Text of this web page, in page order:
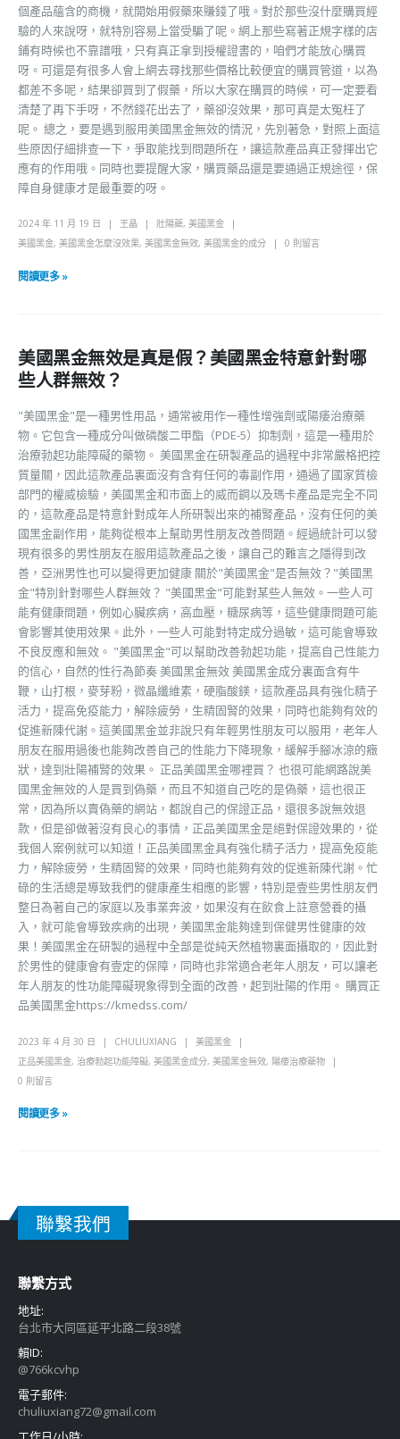
個產品蘊含的商機，就開始用假藥來賺錢了哦。對於那些沒什麼購買經
驗的人來說呀，就特別容易上當受騙了呢。網上那些寫著正規字樣的店
鋪有時候也不靠譜哦，只有真正拿到授權證書的，咱們才能放心購買
呀。可還是有很多人會上網去尋找那些價格比較便宜的購買管道，以為
都差不多呢，結果卻買到了假藥，所以大家在購買的時候，可一定要看
清楚了再下手呀，不然錢花出去了，藥卻沒效果，那可真是太冤枉了
呢。 總之，要是遇到服用美國黑金無效的情況，先別著急，對照上面這
些原因仔細排查一下，爭取能找到問題所在，讓這款產品真正發揮出它
應有的作用哦。同時也要提醒大家，購買藥品還是要通過正規途徑，保
障自身健康才是最重要的呀。
2024 年 11 月 19 日 王晶 壯陽藥, 美國黑金
美國黑金, 美國黑金怎麼沒效果, 美國黑金無效, 美國黑金的成分 0 則留言
閱讀更多 »
美國黑金無效是真是假？美國黑金特意針對哪
些人群無效？
"美國黑金"是一種男性用品，通常被用作一種性增強劑或陽痿治療藥
物。它包含一種成分叫做磷酸二甲酯（PDE-5）抑制劑，這是一種用於
治療勃起功能障礙的藥物。 美國黑金在研製產品的過程中非常嚴格把控
質量關，因此這款產品裏面沒有含有任何的毒副作用，通過了國家質檢
部門的權威檢驗，美國黑金和市面上的威而鋼以及瑪卡產品是完全不同
的，這款產品是特意針對成年人所研製出來的補腎產品，沒有任何的美
國黑金副作用，能夠從根本上幫助男性朋友改善問題。經過統計可以發
現有很多的男性朋友在服用這款產品之後，讓自己的難言之隱得到改
善，亞洲男性也可以變得更加健康 關於"美國黑金"是否無效？"美國黑
金"特別針對哪些人群無效？ "美國黑金"可能對某些人無效。一些人可
能有健康問題，例如心臟疾病，高血壓，糖尿病等，這些健康問題可能
會影響其使用效果。此外，一些人可能對特定成分過敏，這可能會導致
不良反應和無效。 "美國黑金"可以幫助改善勃起功能，提高自己性能力
的信心，自然的性行為節奏 美國黑金無效 美國黑金成分裏面含有牛
鞭，山打根，麥芽粉，微晶纖維素，硬脂酸鎂，這款產品具有強化精子
活力，提高免疫能力，解除疲勞，生精固腎的效果，同時也能夠有效的
促進新陳代謝。這美國黑金並非說只有年輕男性朋友可以服用，老年人
朋友在服用過後也能夠改善自己的性能力下降現象，緩解手腳冰涼的癥
狀，達到壯陽補腎的效果。 正品美國黑金哪裡買？ 也很可能網路說美
國黑金無效的人是買到偽藥，而且不知道自己吃的是偽藥，這也很正
常，因為所以賣偽藥的網站，都說自己的保證正品，還很多說無效退
款，但是卻做著沒有良心的事情，正品美國黑金是絕對保證效果的，從
我個人案例就可以知道！正品美國黑金具有強化精子活力，提高免疫能
力，解除疲勞，生精固腎的效果，同時也能夠有效的促進新陳代謝。忙
碌的生活總是導致我們的健康產生相應的影響，特別是壹些男性朋友們
整日為著自己的家庭以及事業奔波，如果沒有在飲食上註意營養的攝
入，就可能會導致疾病的出現，美國黑金能夠達到保健男性健康的效
果！美國黑金在研製的過程中全部是從純天然植物裏面攝取的，因此對
於男性的健康會有壹定的保障，同時也非常適合老年人朋友，可以讓老
年人朋友的性功能障礙現象得到全面的改善，起到壯陽的作用。 購買正
品美國黑金https://kmedss.com/
2023 年 4 月 30 日 CHULIUXIANG
美國黑金
正品美國黑金, 治療勃起功能障礙, 美國黑金成分, 美國黑金無效, 陽痿治療藥物
0 則留言
閱讀更多 »
聯繫我們
聯繫方式
地址:
台北市大同區延平北路二段38號
賴ID:
@766kcvhp
電子郵件:
chuliuxiang72@gmail.com